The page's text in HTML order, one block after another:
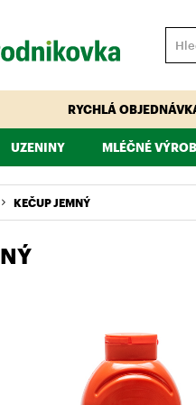
RYCHLÁ
TELECÍ KUŘECÍ,
UZENINY
PÁRKY, KLOBÁSY, ŠPEKÁČKY
MLÉČNÉ
MAJONÉZY,
KEČUP JEMNÝ